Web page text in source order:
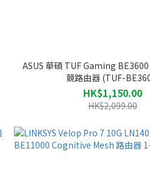
ASUS 華碩 TUF Gaming
競路由器 (TUF-
HK$1,150.00
HK$2,099.00